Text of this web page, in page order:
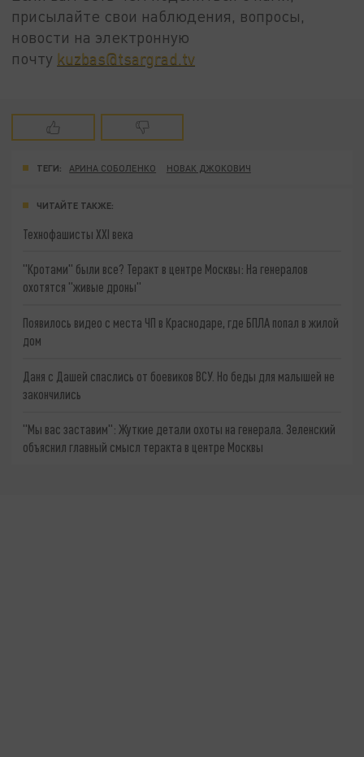
присылайте свои наблюдения, вопросы,
новости на электронную
почту kuzbas@tsargrad.tv
ТЕГИ: АРИНА СОБОЛЕНКО НОВАК ДЖОКОВИЧ
ЧИТАЙТЕ ТАКЖЕ:
Технофашисты XXI века
"Кротами" были все? Теракт в центре Москвы: На генералов
охотятся "живые дроны"
Появилось видео с места ЧП в Краснодаре, где БПЛА попал в жилой
дом
Даня с Дашей спаслись от боевиков ВСУ. Но беды для малышей не
закончились
"Мы вас заставим": Жуткие детали охоты на генерала. Зеленский
объяснил главный смысл теракта в центре Москвы